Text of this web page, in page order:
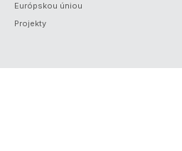
Európskou úniou
Projekty